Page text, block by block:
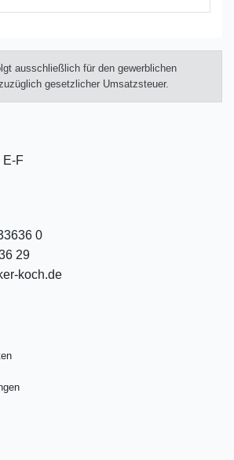
ausschließlich für den gewerblichen
gesetzlicher Umsatzsteuer.
E-F
0
29
koch.de